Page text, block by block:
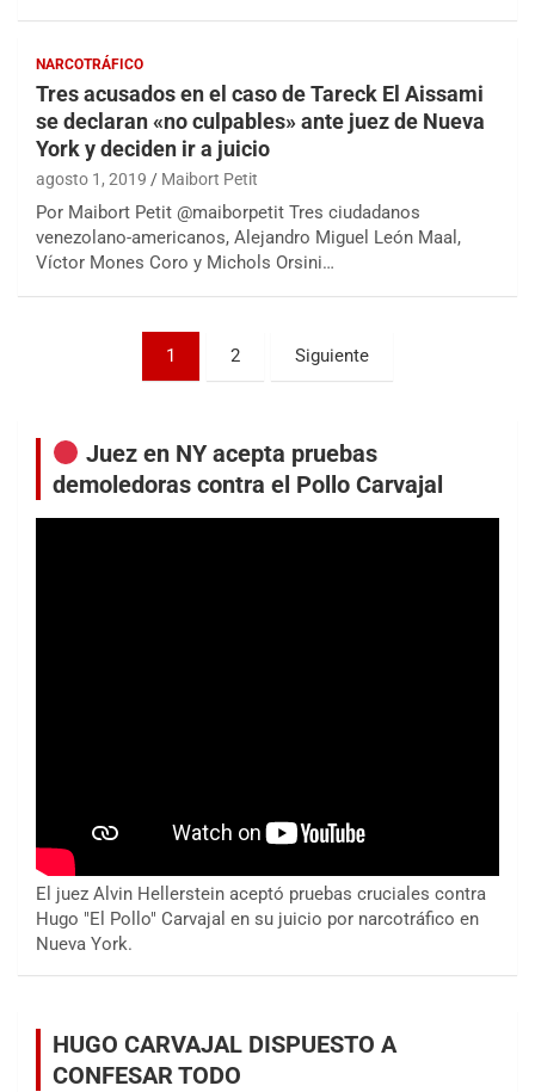
NARCOTRÁFICO
Tres acusados en el caso de Tareck El Aissami
se declaran «no culpables» ante juez de Nueva
York y deciden ir a juicio
agosto 1, 2019 Maibort Petit
Por Maibort Petit @maiborpetit Tres ciudadanos
venezolano-americanos, Alejandro Miguel León Maal,
Víctor Mones Coro y Michols Orsini…
1 2 Siguiente
Juez en NY acepta pruebas
demoledoras contra el Pollo Carvajal
El juez Alvin Hellerstein aceptó pruebas cruciales contra
Hugo "El Pollo" Carvajal en su juicio por narcotráfico en
Nueva York.
HUGO CARVAJAL DISPUESTO A
CONFESAR TODO